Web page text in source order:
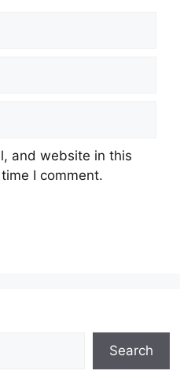
and website in this
I comment.
Search